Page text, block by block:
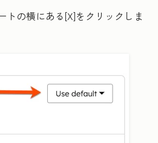
トの横にある[X]をクリックしま